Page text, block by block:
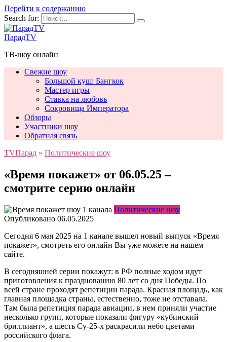
Перейти к содержанию
Search for:
ПарадTV
ТВ-шоу онлайн
Свежие шоу
Большой куш: Бангкок
Мастер игры
Ставка на любовь
Сокровища Императора
Обзоры
Участники шоу
Обратная связь
TVПарад » Политические шоу
«Время покажет» от 06.05.25 –
смотрите серию онлайн
Политические шоу
Опубликовано 06.05.2025
Сегодня 6 мая 2025 на 1 канале вышел новый выпуск «Время
покажет», смотреть его онлайн Вы уже можете на нашем
сайте.
В сегодняшней серии покажут: в РФ полные ходом идут
приготовления к празднованию 80 лет со дня Победы. По
всей стране проходят репетиции парада. Красная площадь, как
главная площадка страны, естественно, тоже не отставала.
Там была репетиция парада авиации, в нем приняли участие
несколько групп, которые показали фигуру «кубинский
бриллиант», а шесть Су-25-х раскрасили небо цветами
российского флага.